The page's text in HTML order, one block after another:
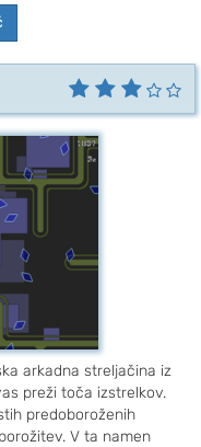
arkadna streljačina iz
preži toča izstrelkov.
predoboroženih
V ta namen